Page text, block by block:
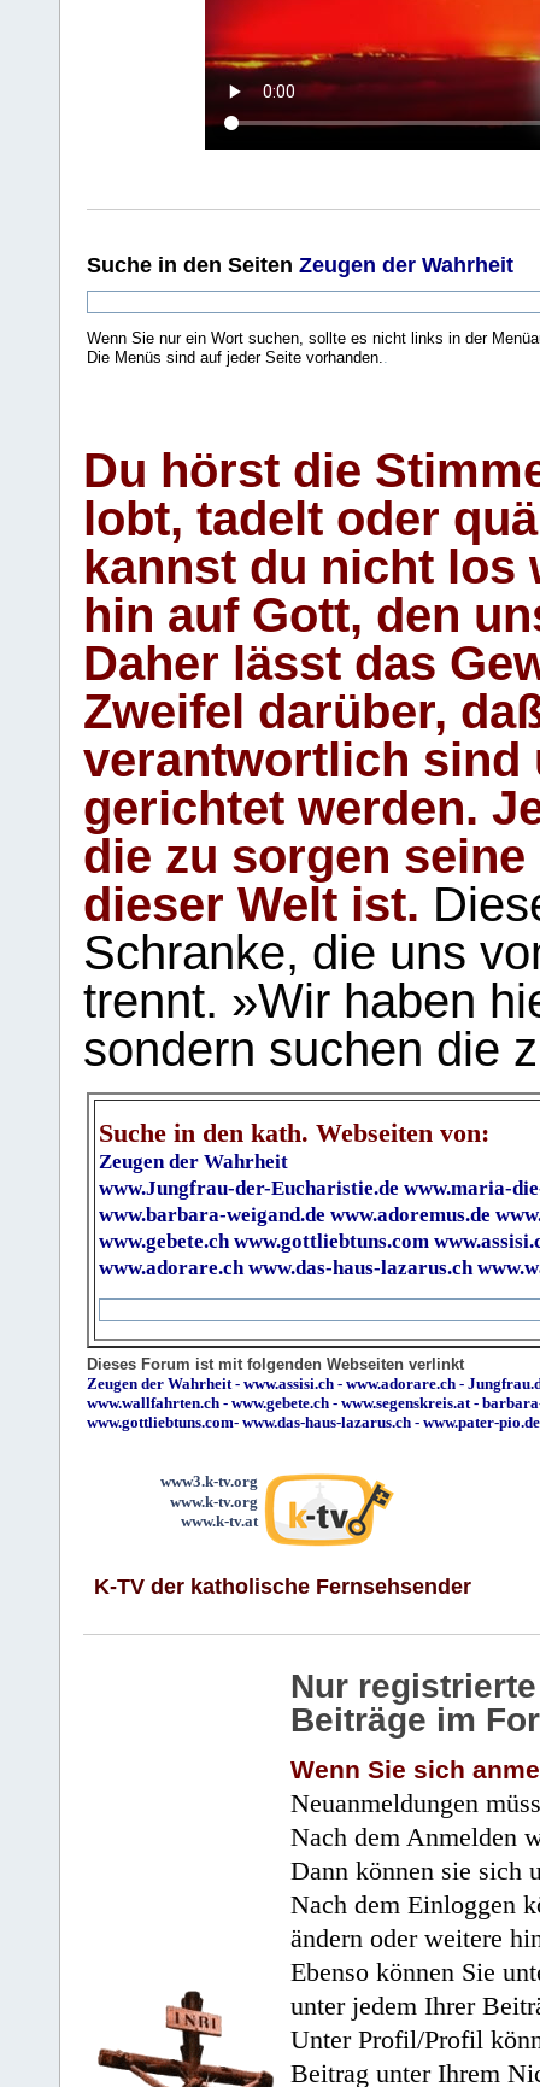
Suche in den Seiten Zeugen der Wahrheit
Wenn Sie nur ein Wort suchen, sollte es nicht links in der
Die Menüs sind auf jeder Seite vorhanden.
Du hörst die
lobt, tadelt oder
kannst du nicht los
hin auf Gott, den
Daher lässt das
Zweifel darüber,
verantwortlich sind
gerichtet werden.
die zu sorgen
dieser Welt ist.
Schranke, die uns
trennt. »Wir haben
sondern suchen die
Suche in den kath. Webseiten von:
Zeugen der Wahrheit
www.Jungfrau-der-Eucharistie.de www.maria-
www.barbara-weigand.de www.adoremus.de
www.gebete.ch www.gottliebtuns.com
www.adorare.ch www.das-haus-lazarus.ch
Dieses Forum ist mit folgenden Webseiten verlinkt
Zeugen der Wahrheit - www.assisi.ch - www.adorare.ch -
www.wallfahrten.ch - www.gebete.ch - www.segenskreis.at -
www.gottliebtuns.com- www.das-haus-lazarus.ch - www.pater-pio.de
www3.k-tv.org
www.k-tv.org
www.k-tv.at
K-TV der katholische Fernsehsender
Nur
Beiträge im
Wenn Sie sich
Neuanmeldungen
Nach dem Anmelden
Dann können sie sich
Nach dem Einloggen
ändern oder weitere
Ebenso können Sie
unter jedem Ihrer
Unter Profil/Profil
Beitrag unter Ihrem